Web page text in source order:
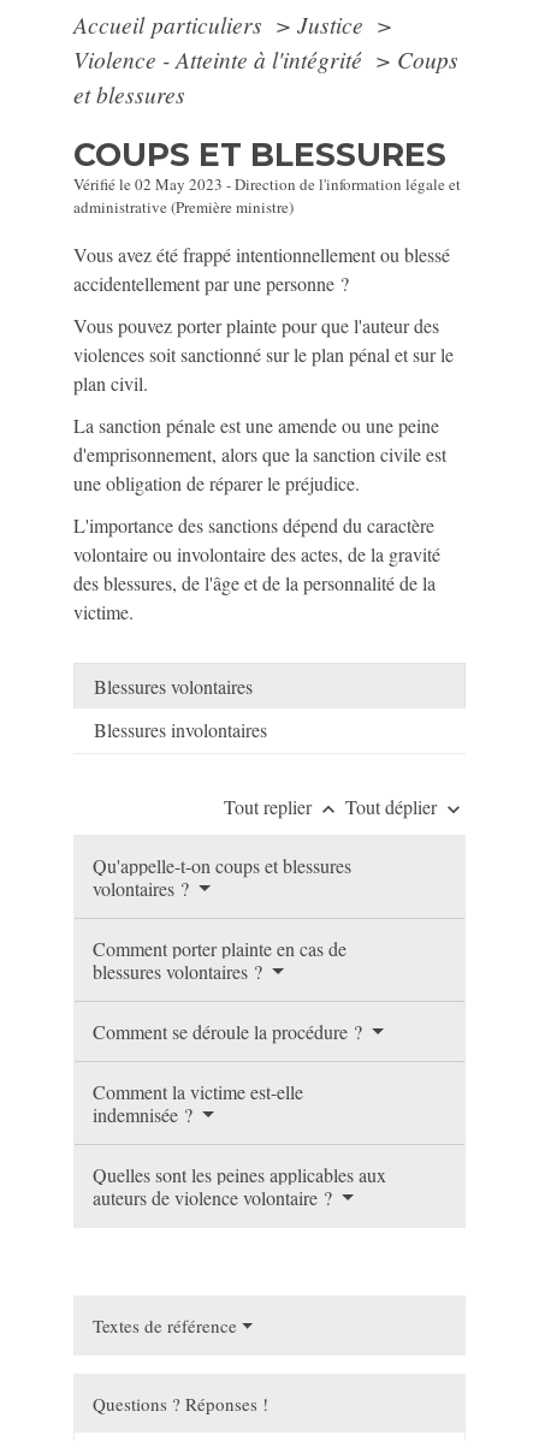
Accueil particuliers > Justice >
Violence - Atteinte à l'intégrité > Coups
et blessures
COUPS ET BLESSURES
Vérifié le 02 May 2023 - Direction de l'information légale et
administrative (Première ministre)
Vous avez été frappé intentionnellement ou blessé
accidentellement par une personne ?
Vous pouvez porter plainte pour que l'auteur des
violences soit sanctionné sur le plan pénal et sur le
plan civil.
La sanction pénale est une amende ou une peine
d'emprisonnement, alors que la sanction civile est
une obligation de réparer le préjudice.
L'importance des sanctions dépend du caractère
volontaire ou involontaire des actes, de la gravité
des blessures, de l'âge et de la personnalité de la
victime.
Blessures volontaires
Blessures involontaires
Tout replier keyboard_arrow_up Tout déplier keyboard_arrow_down
Qu'appelle-t-on coups et blessures
volontaires ?
Comment porter plainte en cas de
blessures volontaires ?
Comment se déroule la procédure ?
Comment la victime est-elle
indemnisée ?
Quelles sont les peines applicables aux
auteurs de violence volontaire ?
Textes de référence
Questions ? Réponses !